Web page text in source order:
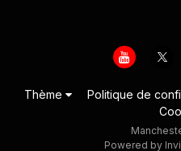
Thème Politique de
Powered by